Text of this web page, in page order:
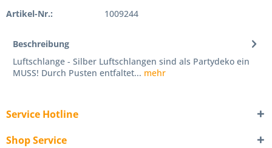
Artikel-Nr.: 1009244
Beschreibung
Luftschlange - Silber Luftschlangen sind als Partydeko ein
MUSS! Durch Pusten entfaltet... mehr
Service Hotline
Shop Service